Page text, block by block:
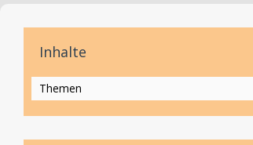
Inhalte
Themen